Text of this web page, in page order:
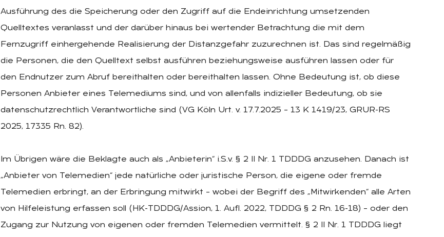
Ausführung des die Speicherung oder den Zugriff auf die Endeinrichtung umsetzenden
Quelltextes veranlasst und der darüber hinaus bei wertender Betrachtung die mit dem
Fernzugriff einhergehende Realisierung der Distanzgefahr zuzurechnen ist. Das sind regelmäßig
die Personen, die den Quelltext selbst ausführen beziehungsweise ausführen lassen oder für
den Endnutzer zum Abruf bereithalten oder bereithalten lassen. Ohne Bedeutung ist, ob diese
Personen Anbieter eines Telemediums sind, und von allenfalls indizieller Bedeutung, ob sie
datenschutzrechtlich Verantwortliche sind (VG Köln Urt. v. 17.7.2025 – 13 K 1419/23, GRUR-RS
2025, 17335 Rn. 82).
Im Übrigen wäre die Beklagte auch als „Anbieterin“ i.S.v. § 2 II Nr. 1 TDDDG anzusehen. Danach ist
„Anbieter von Telemedien“ jede natürliche oder juristische Person, die eigene oder fremde
Telemedien erbringt, an der Erbringung mitwirkt – wobei der Begriff des „Mitwirkenden“ alle Arten
von Hilfeleistung erfassen soll (HK-TDDDG/Assion, 1. Aufl. 2022, TDDDG § 2 Rn. 16-18) – oder den
Zugang zur Nutzung von eigenen oder fremden Telemedien vermittelt. § 2 II Nr. 1 TDDDG liegt